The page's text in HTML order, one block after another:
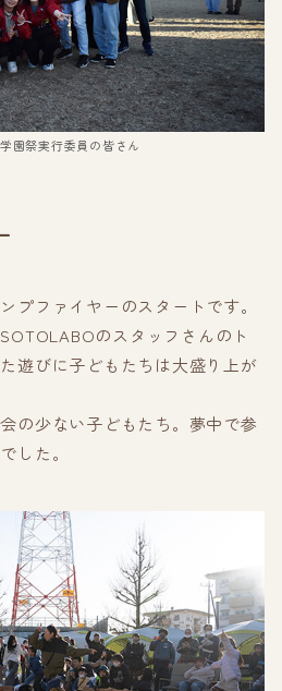
園祭実行委員の皆さん
プファイヤーのスタートです。
のスタッフさんのト
遊びに子どもたちは大盛り上が
の少ない子どもたち。夢中で参
した。